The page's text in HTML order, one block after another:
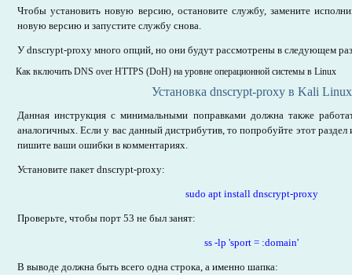
Чтобы установить новую версию, остановите службу, замените
новую версию и запустите службу снова.
У dnscrypt-proxy много опций, но они будут рассмотрены в следующем
Как включить DNS over HTTPS (DoH) на уровне операционной системы в Linux
Установка dnscrypt-proxy в Kali Linux
Данная инструкция с минимальными поправками должна также
аналогичных. Если у вас данный дистрибутив, то попробуйте этот раздел
пишите ваши ошибки в комментариях.
Установите пакет dnscrypt-proxy:
sudo apt install dnscrypt-proxy
Проверьте, чтобы порт 53 не был занят:
ss -lp 'sport = :domain'
В выводе должна быть всего одна строка, а именно шапка: